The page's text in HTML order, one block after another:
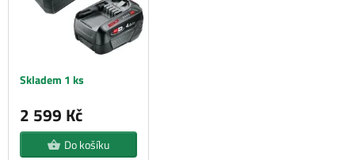
Skladem 1 ks
2 599 Kč
Do košíku